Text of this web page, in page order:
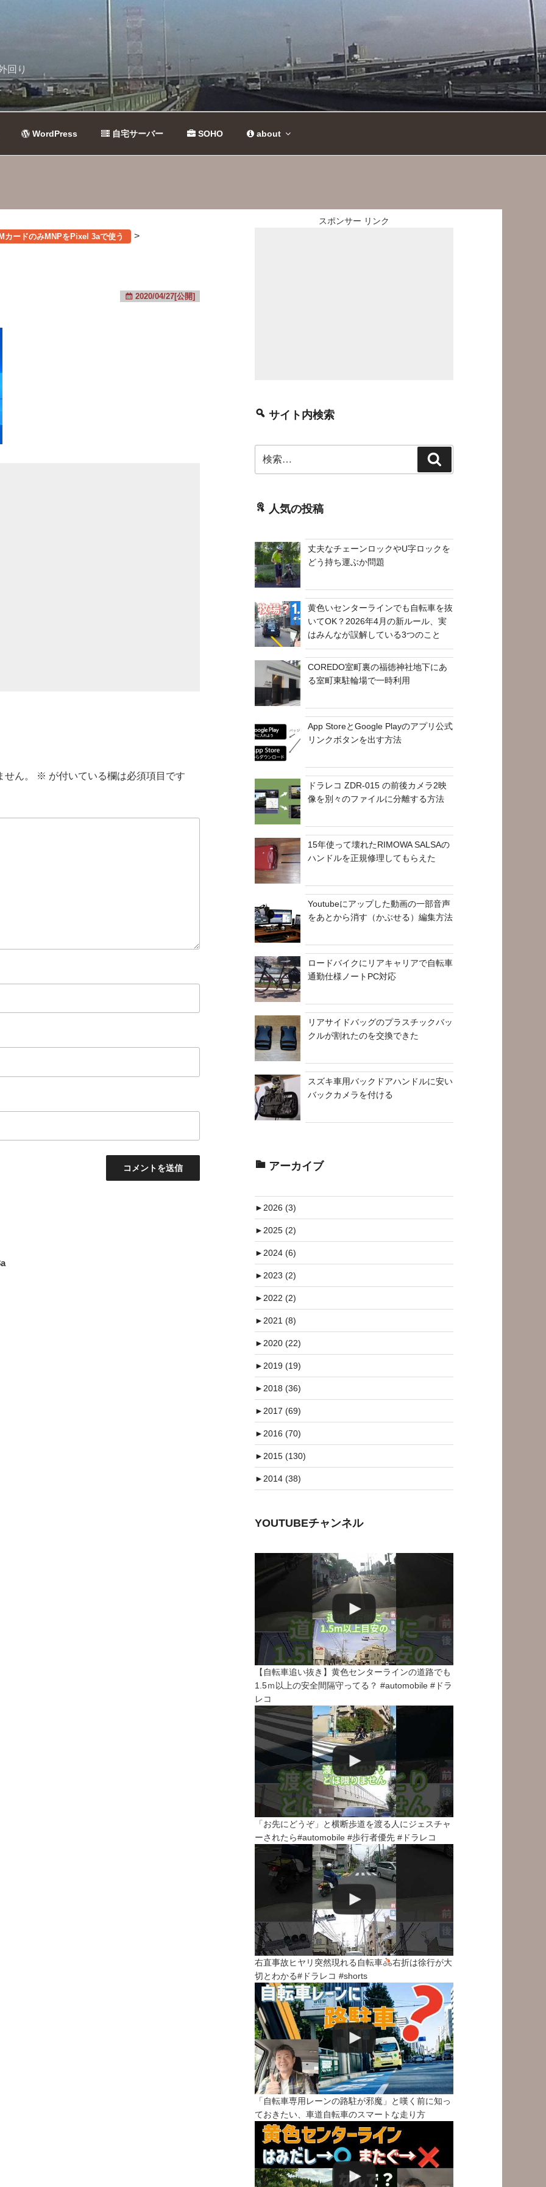
回り
WordPress 自宅サーバー SOHO about
カードのみMNPをPixel 3aで使う >
2020/04/27[公開]
ん。 ※ が付いている欄は必須項目です
スポンサー リンク
サイト内検索
索:
索
人気の投稿
丈夫なチェーンロックやU字ロックを
どう持ち運ぶか問題
黄色いセンターラインでも自転車を抜
いてOK？2026年4月の新ルール、実
はみんなが誤解している3つのこと
COREDO室町裏の福徳神社地下にあ
る室町東駐輪場で一時利用
App StoreとGoogle Playのアプリ公式
リンクボタンを出す方法
ドラレコ ZDR-015 の前後カメラ2映
像を別々のファイルに分離する方法
15年使って壊れたRIMOWA SALSAの
ハンドルを正規修理してもらえた
Youtubeにアップした動画の一部音声
をあとから消す（かぶせる）編集方法
ロードバイクにリアキャリアで自転車
通勤仕様ノートPC対応
リアサイドバッグのプラスチックバッ
クルが割れたのを交換できた
スズキ車用バックドアハンドルに安い
バックカメラを付ける
アーカイブ
►2026 (3)
►2025 (2)
►2024 (6)
►2023 (2)
►2022 (2)
►2021 (8)
►2020 (22)
►2019 (19)
►2018 (36)
►2017 (69)
►2016 (70)
►2015 (130)
►2014 (38)
YOUTUBEチャンネル
【自転車追い抜き】黄色センターラインの道路でも
1.5ｍ以上の安全間隔守ってる？ #automobile #ドラ
レコ
「お先にどうぞ」と横断歩道を渡る人にジェスチャ
ーされたら#automobile #歩行者優先 #ドラレコ
右直事故ヒヤリ突然現れる自転車
右折は徐行が大
切とわかる#ドラレコ #shorts
「自転車専用レーンの路駐が邪魔」と嘆く前に知っ
ておきたい、車道自転車のスマートな走り方